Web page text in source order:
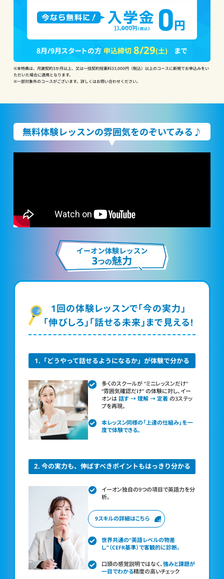
8月/9月スタートの方 申込締切 8/29(土) まで
※本特典は、月謝契約3か月以上、又は一括契約授業料33,000円（税込）以上のコースに新規でお申込みをい
ただいた場合に適用となります。
※一部対象外のコースがございます。詳しくはお問い合わせください。
無料体験レッスンの雰囲気をのぞいてみる♪
1回の体験レッスンで「今の実力」
「伸びしろ」「話せる未来」まで見える!
1.「どうやって話せるようになるか」が体験で分かる
多くのスクールが “ミニレッスンだけ”
“雰囲気確認だけ”の体験に対し、イー
オンは話す → 理解 → 定着 の3ステッ
プを再現。
本レッスン同様の「上達の仕組み」を一
度で体験できる。
2. 今の実力も、伸ばすべきポイントもはっきり分かる
イーオン独自の9つの項目で英語力を分
析。
9スキルの詳細はこちら
世界共通の“英語レベルの物差
し”（CEFR基準）で客観的に診断。
口頭の感覚説明ではなく、強みと課題が
一目でわかる精度の高いチェック